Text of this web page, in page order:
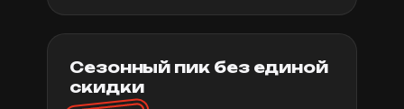
Сезонный пик без единой
скидки